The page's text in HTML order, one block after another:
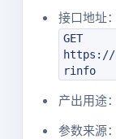
接口地址：
GET
https://
rinfo
产出用途
参数来源